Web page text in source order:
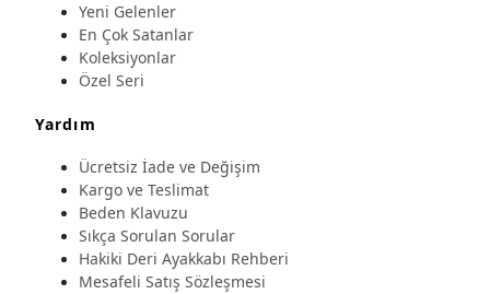
Yeni Gelenler
En Çok Satanlar
Koleksiyonlar
Özel Seri
Yardım
Ücretsiz İade ve Değişim
Kargo ve Teslimat
Beden Klavuzu
Sıkça Sorulan Sorular
Hakiki Deri Ayakkabı Rehberi
Mesafeli Satış Sözleşmesi